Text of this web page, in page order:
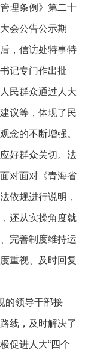
理条例》第二十
会公告公示期
，信访处特事特
记专门作出批
民群众通过人大
议等，体现了民
念的不断增强。
好群众关切。法
对面对《青海省
依规进行说明，
还从实操角度就
完善制度维持运
重视、及时回复
领导干部接
线，及时解决了
促进人大“四个